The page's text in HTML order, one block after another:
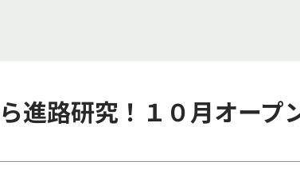
ら進路研究！１０月オー